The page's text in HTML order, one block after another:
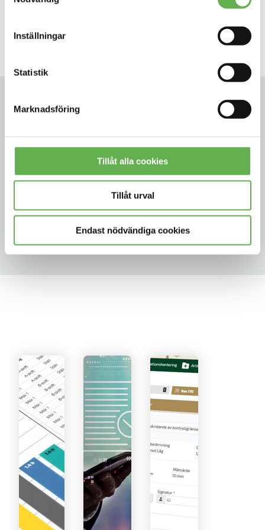
Inställningar
Statistik
Marknadsföring
Tillåt alla cookies
Tillåt urval
Endast nödvändiga cookies
SAFETY GLASS
REFERENSER INOM
SMART INDUSTRI 365?